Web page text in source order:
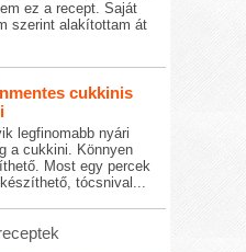
ez a recept. Saját
szerint alakítottam át
cukkinis
legfinomabb nyári
a cukkini. Könnyen
Most egy percek
tócsnival...